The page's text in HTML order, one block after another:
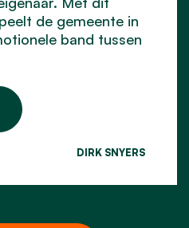
de gemeente in
band tussen
DIRK SNYERS